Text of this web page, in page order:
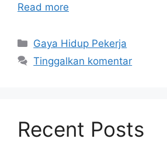
Read more
Kategori
Gaya Hidup Pekerja
Tinggalkan komentar
Recent Posts